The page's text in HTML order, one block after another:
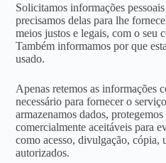
Solicitamos informações
precisamos delas para lhe
meios justos e legais, com o seu
Também informamos por que
usado.
Apenas retemos as informações
necessário para fornecer o
armazenamos dados,
comercialmente aceitáveis ​​para
como acesso, divulgação, cópia,
autorizados.